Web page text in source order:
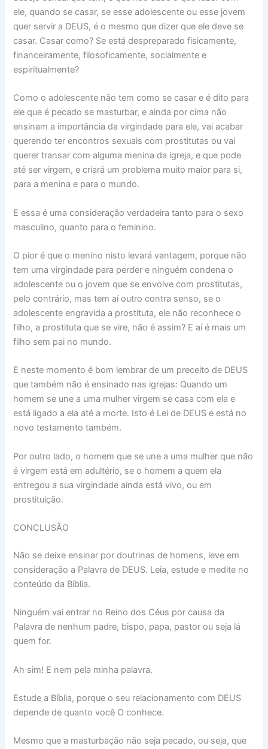
ele, quando se casar, se esse adolescente ou esse jovem
quer servir a DEUS, é o mesmo que dizer que ele deve se
casar. Casar como? Se está despreparado fisicamente,
financeiramente, filosoficamente, socialmente e
espiritualmente?
Como o adolescente não tem como se casar e é dito para
ele que é pecado se masturbar, e ainda por cima não
ensinam a importância da virgindade para ele, vai acabar
querendo ter encontros sexuais com prostitutas ou vai
querer transar com alguma menina da igreja, e que pode
até ser virgem, e criará um problema muito maior para si,
para a menina e para o mundo.
E essa é uma consideração verdadeira tanto para o sexo
masculino, quanto para o feminino.
O pior é que o menino nisto levará vantagem, porque não
tem uma virgindade para perder e ninguém condena o
adolescente ou o jovem que se envolve com prostitutas,
pelo contrário, mas tem aí outro contra senso, se o
adolescente engravida a prostituta, ele não reconhece o
filho, a prostituta que se vire, não é assim? E aí é mais um
filho sem pai no mundo.
E neste momento é bom lembrar de um preceito de DEUS
que também não é ensinado nas igrejas: Quando um
homem se une a uma mulher virgem se casa com ela e
está ligado a ela até a morte. Isto é Lei de DEUS e está no
novo testamento também.
Por outro lado, o homem que se une a uma mulher que não
é virgem está em adultério, se o homem a quem ela
entregou a sua virgindade ainda está vivo, ou em
prostituição.
CONCLUSÃO
Não se deixe ensinar por doutrinas de homens, leve em
consideração a Palavra de DEUS. Leia, estude e medite no
conteúdo da Bíblia.
Ninguém vai entrar no Reino dos Céus por causa da
Palavra de nenhum padre, bispo, papa, pastor ou seja lá
quem for.
Ah sim! E nem pela minha palavra.
Estude a Bíblia, porque o seu relacionamento com DEUS
depende de quanto você O conhece.
Mesmo que a masturbação não seja pecado, ou seja, que